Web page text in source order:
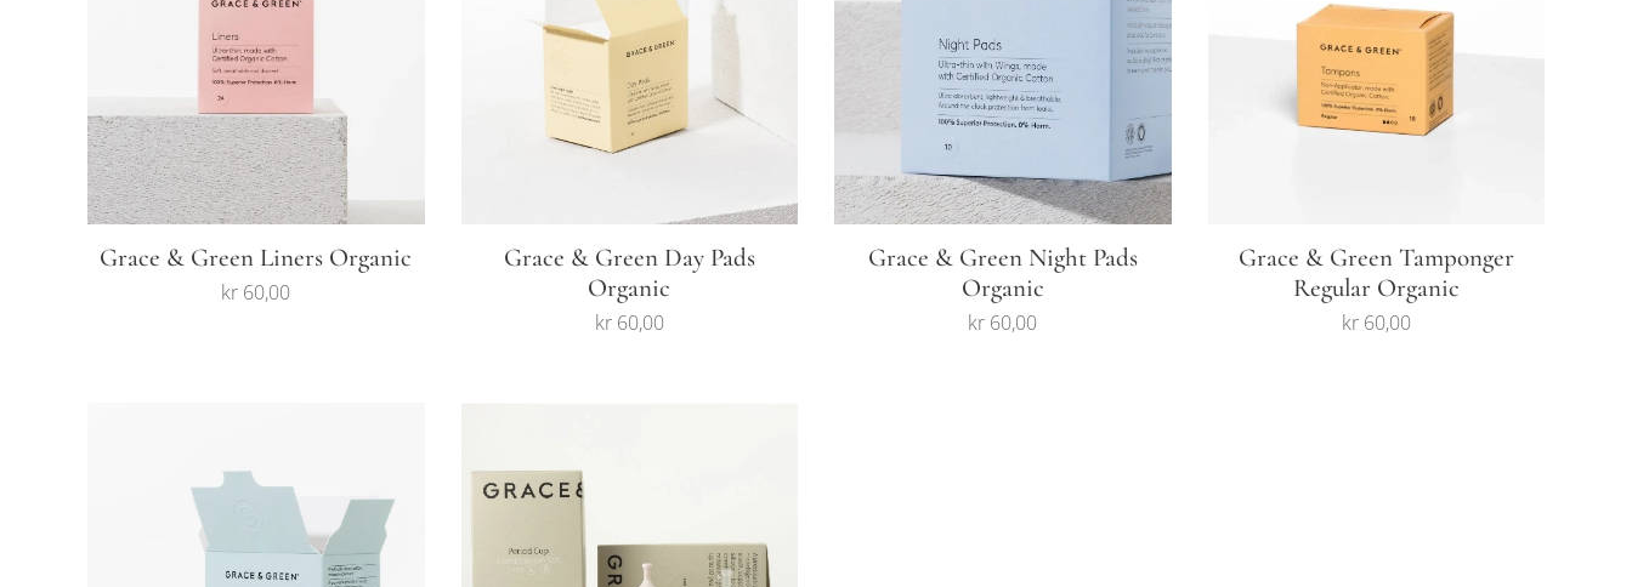
Grace & Green Liners Organic
kr 60,00
Grace & Green Day Pads
Organic
kr 60,00
Grace & Green Night Pads
Organic
kr 60,00
Grace & Green Tamponger
Regular Organic
kr 60,00